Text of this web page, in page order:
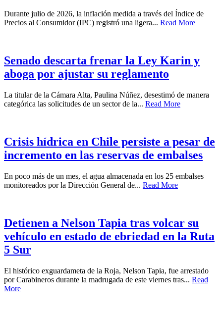
Durante julio de 2026, la inflación medida a través del Índice de
Precios al Consumidor (IPC) registró una ligera... Read More
Senado descarta frenar la Ley Karin y
aboga por ajustar su reglamento
La titular de la Cámara Alta, Paulina Núñez, desestimó de manera
categórica las solicitudes de un sector de la... Read More
Crisis hídrica en Chile persiste a pesar de
incremento en las reservas de embalses
En poco más de un mes, el agua almacenada en los 25 embalses
monitoreados por la Dirección General de... Read More
Detienen a Nelson Tapia tras volcar su
vehículo en estado de ebriedad en la Ruta
5 Sur
El histórico exguardameta de la Roja, Nelson Tapia, fue arrestado
por Carabineros durante la madrugada de este viernes tras... Read
More